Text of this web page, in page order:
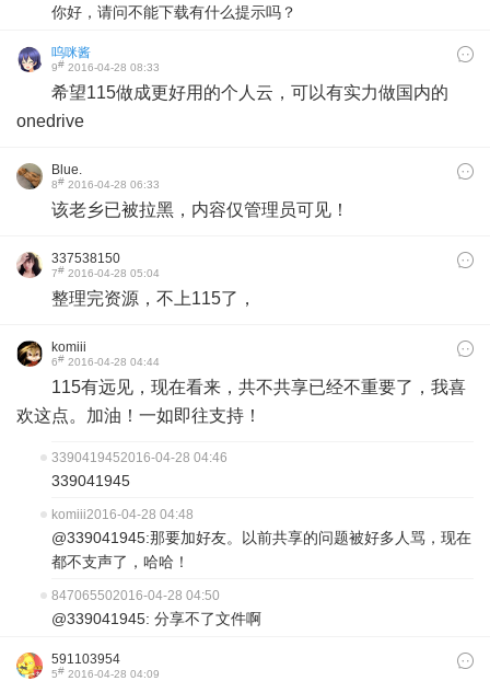
你好，请问不能下载有什么提示吗？
呜咪酱
9# 2016-04-28 08:33
希望115做成更好用的个人云，可以有实力做国内的
onedrive
Blue.
8# 2016-04-28 06:33
该老乡已被拉黑，内容仅管理员可见！
337538150
7# 2016-04-28 05:04
整理完资源，不上115了，
komiii
6# 2016-04-28 04:44
115有远见，现在看来，共不共享已经不重要了，我喜
欢这点。加油！一如即往支持！
3390419452016-04-28 04:46
339041945
komiii2016-04-28 04:48
@339041945:那要加好友。以前共享的问题被好多人骂，现在
都不支声了，哈哈！
847065502016-04-28 04:50
@339041945: 分享不了文件啊
591103954
5# 2016-04-28 04:09